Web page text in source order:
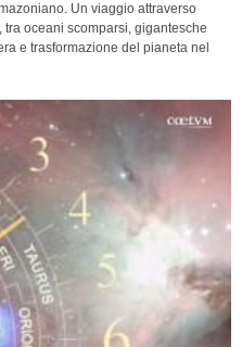
Un viaggio attraverso
oceani scomparsi, gigantesche
e trasformazione del pianeta nel